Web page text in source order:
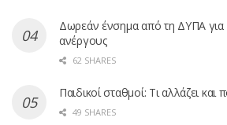
Δωρεάν ένσημα από τη ΔΥΠΑ για
ανέργους
62 SHARES
Παιδικοί σταθμοί: Τι αλλάζει
49 SHARES